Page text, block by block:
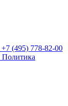
+7 (495) 778-82-00
Политика